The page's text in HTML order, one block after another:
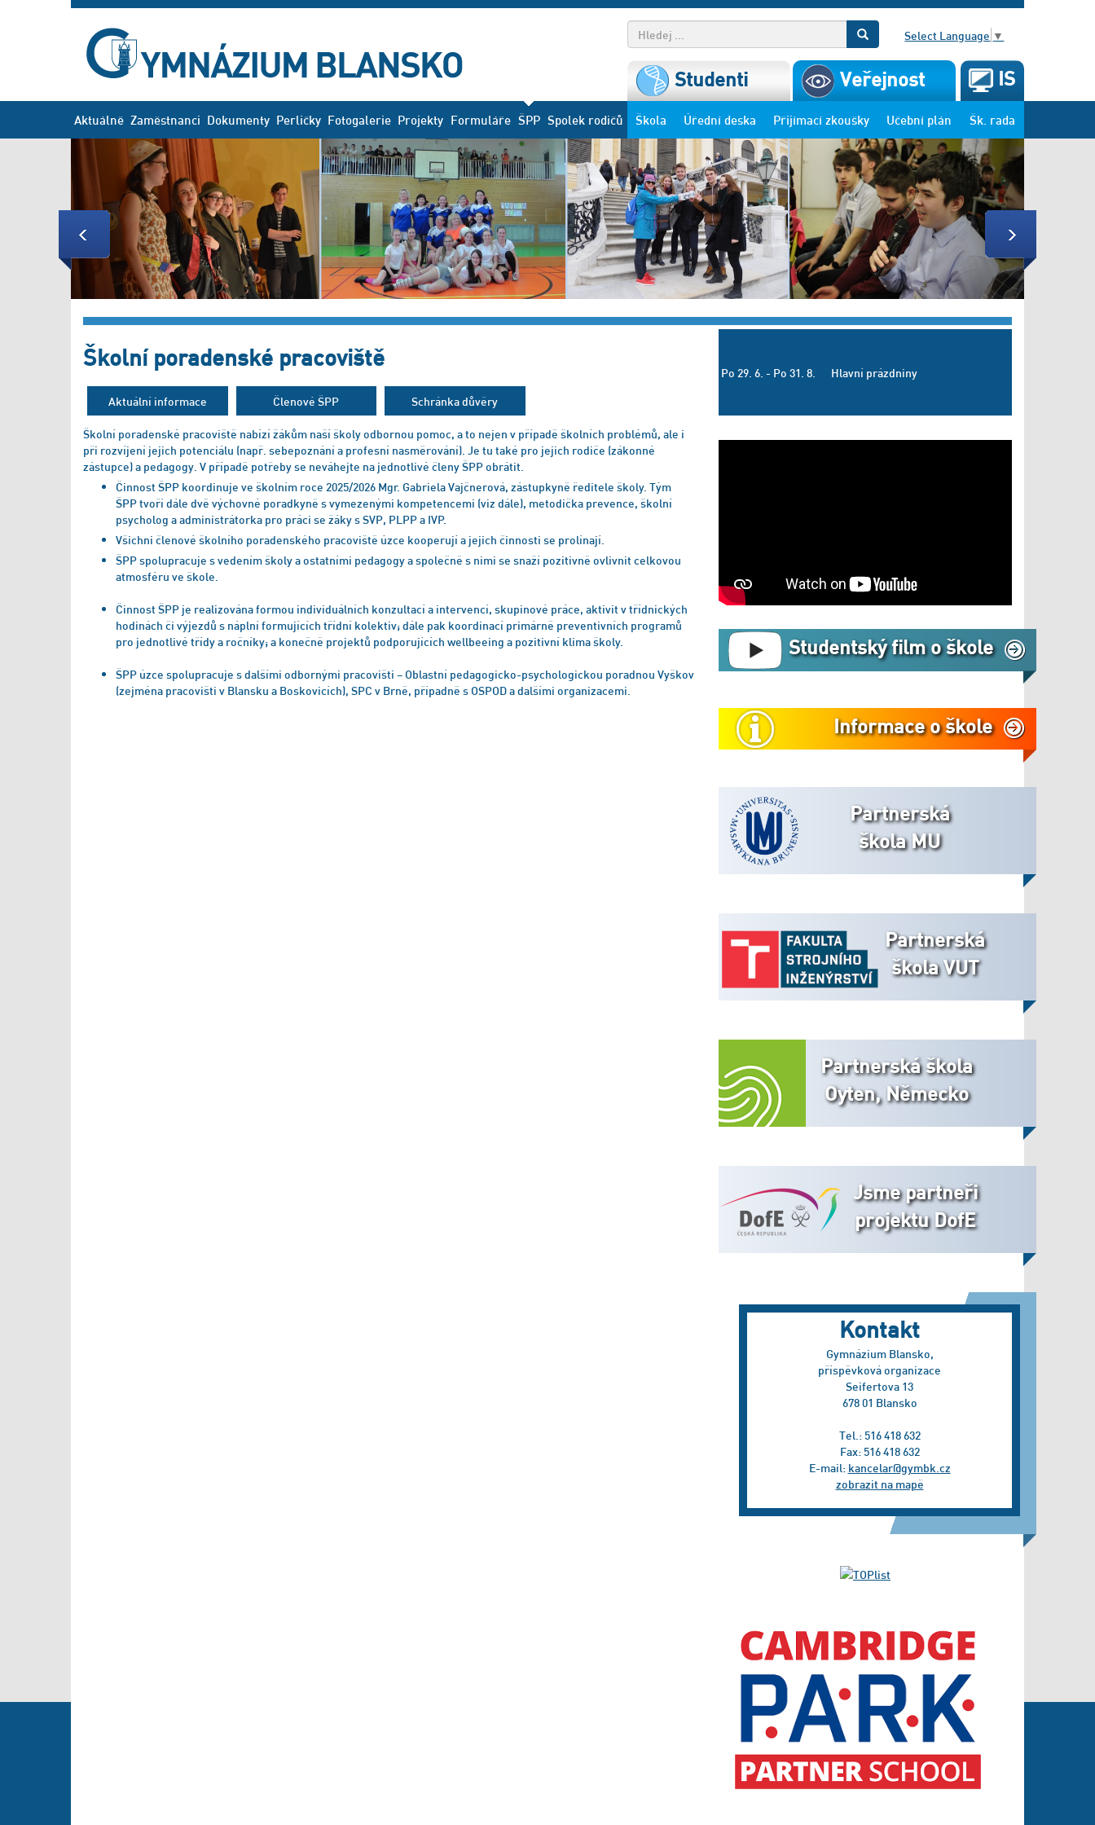
Select Language ▼
Studenti Veřejnost IS
Škola Úřední deska Přijímací zkoušky Učební plán Šk. rada
Aktuálně Zaměstnanci Dokumenty Perličky Fotogalerie Projekty Formuláře ŠPP Spolek rodičů
Previous Next
Školní poradenské pracoviště
Aktuální informace Členové ŠPP Schránka důvěry
Školní poradenské pracoviště nabízí žákům naší školy odbornou pomoc, a to nejen v případě školních problémů, ale i
při rozvíjení jejich potenciálu (např. sebepoznání a profesní nasměrování). Je tu také pro jejich rodiče (zákonné
zástupce) a pedagogy. V případě potřeby se neváhejte na jednotlivé členy ŠPP obrátit.
Činnost ŠPP koordinuje ve školním roce 2025/2026 Mgr. Gabriela Vajčnerová, zástupkyně ředitele školy. Tým
ŠPP tvoří dále dvě výchovné poradkyně s vymezenými kompetencemi (viz dále), metodička prevence, školní
psycholog a administrátorka pro práci se žáky s SVP, PLPP a IVP.
Všichni členové školního poradenského pracoviště úzce kooperují a jejich činnosti se prolínají.
ŠPP spolupracuje s vedením školy a ostatními pedagogy a společně s nimi se snaží pozitivně ovlivnit celkovou
atmosféru ve škole.
Činnost ŠPP je realizována formou individuálních konzultací a intervencí, skupinové práce, aktivit v třídnických
hodinách či výjezdů s náplní formujících třídní kolektiv; dále pak koordinací primárně preventivních programů
pro jednotlivé třídy a ročníky; a konečně projektů podporujících wellbeeing a pozitivní klima školy.
ŠPP úzce spolupracuje s dalšími odbornými pracovišti – Oblastní pedagogicko-psychologickou poradnou Vyškov
(zejména pracovišti v Blansku a Boskovicích), SPC v Brně, případně s OSPOD a dalšími organizacemi.
Po 29. 6. - Po 31. 8. Hlavní prázdniny
Studentský film o škole
Informace o škole
Partnerská
škola MU
Partnerská
škola VUT
Partnerská škola
Oyten, Německo
Jsme partneři
projektu DofE
Kontakt
Gymnázium Blansko,
příspěvková organizace
Seifertova 13
678 01 Blansko
Tel.: 516 418 632
Fax: 516 418 632
E-mail: kancelar@gymbk.cz
zobrazit na mapě